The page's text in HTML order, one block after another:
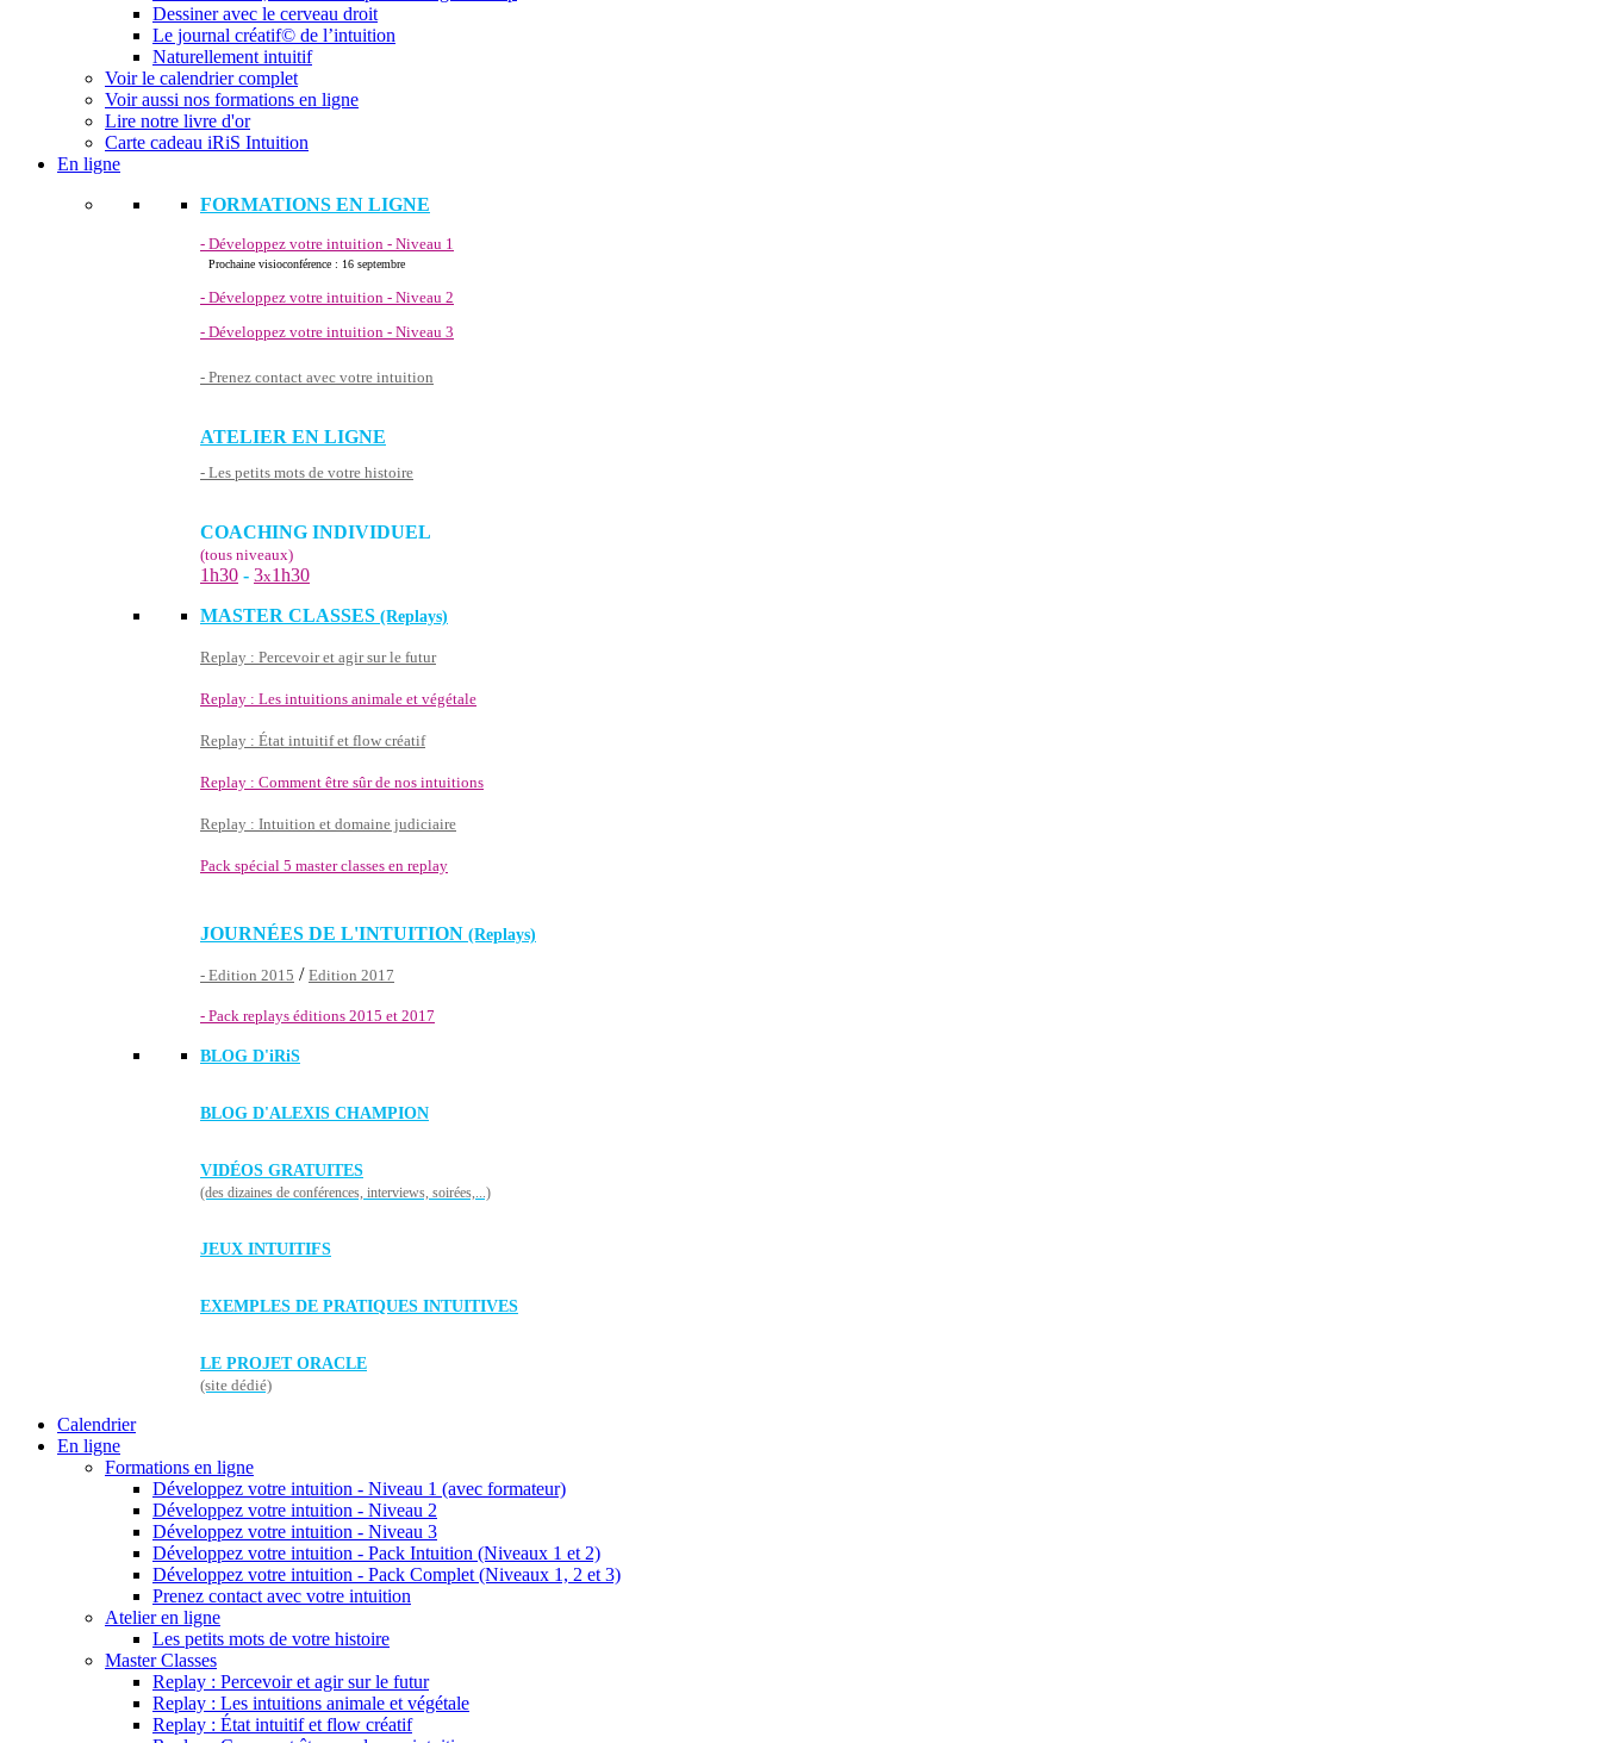
Dessiner avec le cerveau droit
Le journal créatif© de l’intuition
Naturellement intuitif
Voir le calendrier complet
Voir aussi nos formations en ligne
Lire notre livre d'or
Carte cadeau iRiS Intuition
En ligne
FORMATIONS EN LIGNE
- Développez votre intuition - Niveau 1
Prochaine visioconférence : 16 septembre
- Développez votre intuition - Niveau 2
- Développez votre intuition - Niveau 3
- Prenez contact avec votre intuition
ATELIER EN LIGNE
- Les petits mots de votre histoire
COACHING INDIVIDUEL
(tous niveaux)
1h30 - 3x1h30
MASTER CLASSES (Replays)
Replay : Percevoir et agir sur le futur
Replay : Les intuitions animale et végétale
Replay : État intuitif et flow créatif
Replay : Comment être sûr de nos intuitions
Replay : Intuition et domaine judiciaire
Pack spécial 5 master classes en replay
JOURNÉES DE L'INTUITION (Replays)
- Edition 2015 / Edition 2017
- Pack replays éditions 2015 et 2017
BLOG D'iRiS
BLOG D'ALEXIS CHAMPION
VIDÉOS GRATUITES
(des dizaines de conférences, interviews, soirées,...)
JEUX INTUITIFS
EXEMPLES DE PRATIQUES INTUITIVES
LE PROJET ORACLE
(site dédié)
Calendrier
En ligne
Formations en ligne
Développez votre intuition - Niveau 1 (avec formateur)
Développez votre intuition - Niveau 2
Développez votre intuition - Niveau 3
Développez votre intuition - Pack Intuition (Niveaux 1 et 2)
Développez votre intuition - Pack Complet (Niveaux 1, 2 et 3)
Prenez contact avec votre intuition
Atelier en ligne
Les petits mots de votre histoire
Master Classes
Replay : Percevoir et agir sur le futur
Replay : Les intuitions animale et végétale
Replay : État intuitif et flow créatif